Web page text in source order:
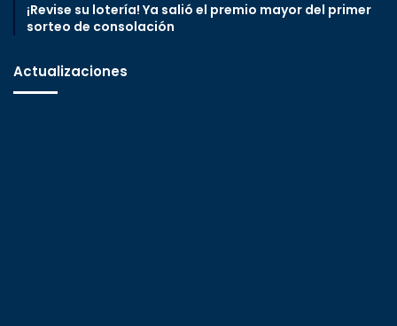
¡Revise su lotería! Ya salió el premio mayor del primer
sorteo de consolación
Actualizaciones